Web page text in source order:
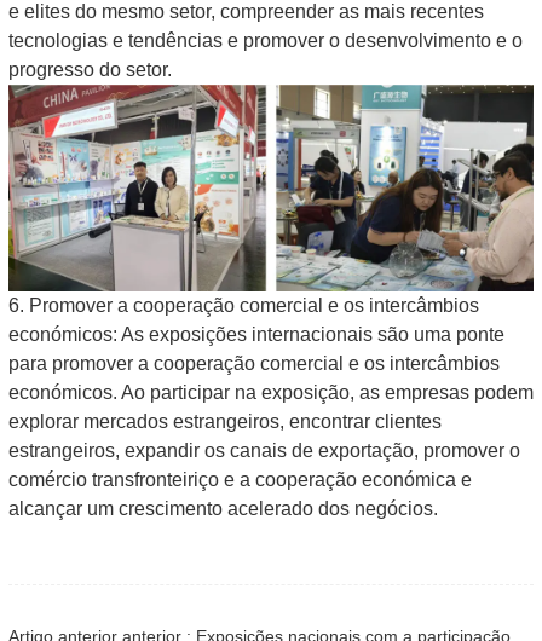
e elites do mesmo setor, compreender as mais recentes
tecnologias e tendências e promover o desenvolvimento e o
progresso do setor.
6. Promover a cooperação comercial e os intercâmbios
económicos: As exposições internacionais são uma ponte
para promover a cooperação comercial e os intercâmbios
económicos. Ao participar na exposição, as empresas podem
explorar mercados estrangeiros, encontrar clientes
estrangeiros, expandir os canais de exportação, promover o
comércio transfronteiriço e a cooperação económica e
alcançar um crescimento acelerado dos negócios.